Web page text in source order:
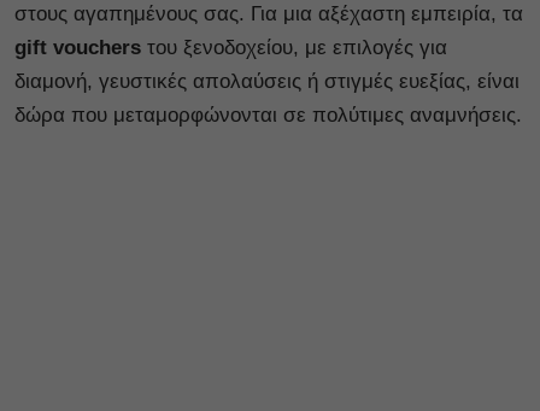
στους αγαπημένους σας. Για μια αξέχαστη εμπειρία, τα
gift vouchers του ξενοδοχείου, με επιλογές για
διαμονή, γευστικές απολαύσεις ή στιγμές ευεξίας, είναι
δώρα που μεταμορφώνονται σε πολύτιμες αναμνήσεις.